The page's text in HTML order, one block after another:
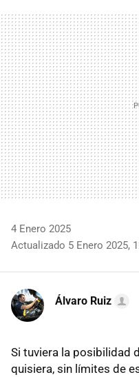
4 Enero 2025
Actualizado 5 Enero 2025,
Álvaro Ruiz
Si tuviera la posibilidad
quisiera, sin límites de